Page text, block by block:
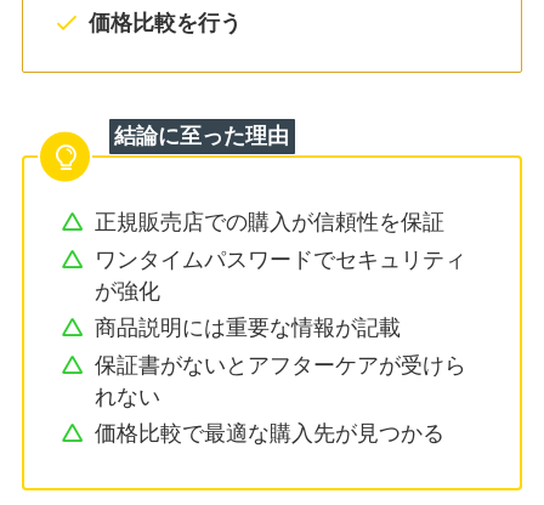
価格比較を行う
結論に至った理由
正規販売店での購入が信頼性を保証
ワンタイムパスワードでセキュリティ
が強化
商品説明には重要な情報が記載
保証書がないとアフターケアが受けら
れない
価格比較で最適な購入先が見つかる